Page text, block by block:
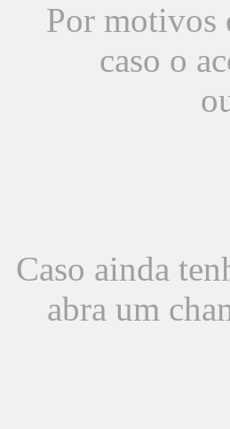
Por motivos
caso o
Caso ainda
abra um